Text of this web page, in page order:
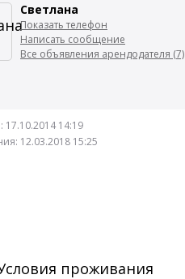
Светлана
Показать телефон
Написать сообщение
Все объявления арендодателя (7)
17.10.2014 14:19
12.03.2018 15:25
проживания